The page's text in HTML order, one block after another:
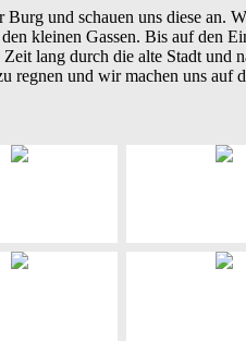
und schauen uns diese an.
kleinen Gassen. Bis auf den
lang durch die alte Stadt
regnen und wir machen uns auf